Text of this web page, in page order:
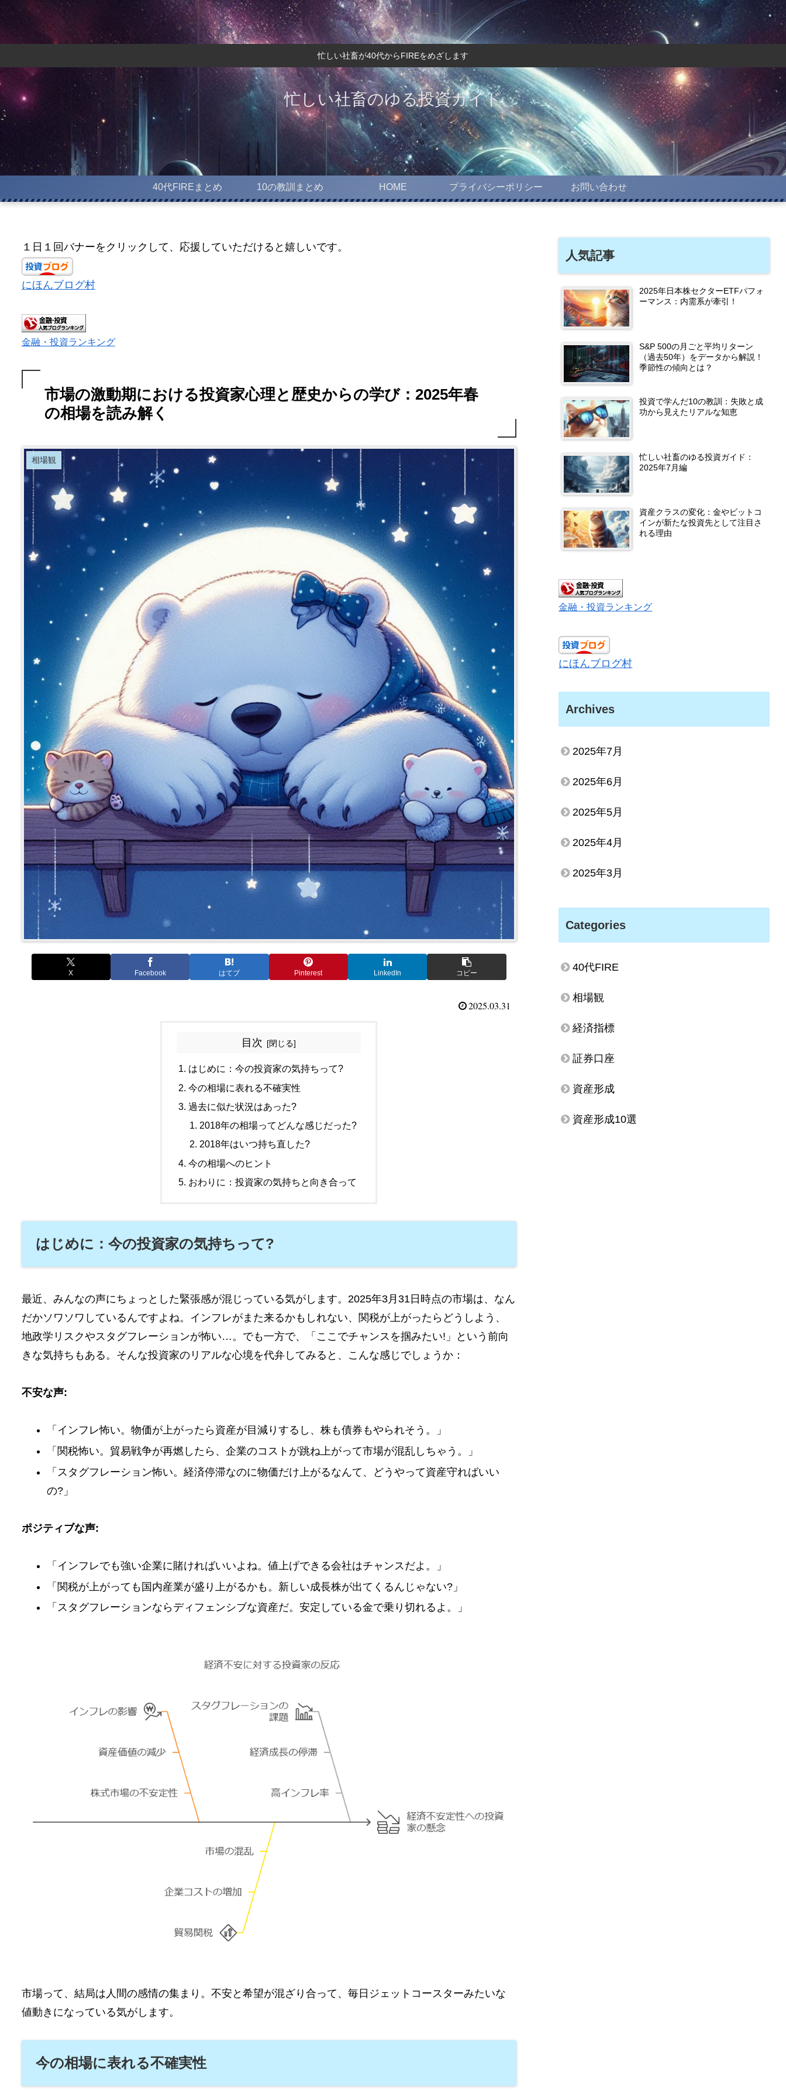
忙しい社畜が40代からFIREをめざします
忙しい社畜のゆる投資ガイド
40代FIREまとめ 10の教訓まとめ HOME プライバシーポリシー お問い合わせ
１日１回バナーをクリックして、応援していただけると嬉しいです。
にほんブログ村
金融・投資ランキング
市場の激動期における投資家心理と歴史からの学び：2025年春
の相場を読み解く
相場観
X Facebook はてブ Pinterest LinkedIn コピー
2025.03.31
目次
はじめに：今の投資家の気持ちって?
今の相場に表れる不確実性
過去に似た状況はあった?
2018年の相場ってどんな感じだった?
2018年はいつ持ち直した?
今の相場へのヒント
おわりに：投資家の気持ちと向き合って
はじめに：今の投資家の気持ちって?
最近、みんなの声にちょっとした緊張感が混じっている気がします。2025年3月31日時点の市場は、なん
だかソワソワしているんですよね。インフレがまた来るかもしれない、関税が上がったらどうしよう、
地政学リスクやスタグフレーションが怖い…。でも一方で、「ここでチャンスを掴みたい!」という前向
きな気持ちもある。そんな投資家のリアルな心境を代弁してみると、こんな感じでしょうか：
不安な声:
「インフレ怖い。物価が上がったら資産が目減りするし、株も債券もやられそう。」
「関税怖い。貿易戦争が再燃したら、企業のコストが跳ね上がって市場が混乱しちゃう。」
「スタグフレーション怖い。経済停滞なのに物価だけ上がるなんて、どうやって資産守ればいい
の?」
ポジティブな声:
「インフレでも強い企業に賭ければいいよね。値上げできる会社はチャンスだよ。」
「関税が上がっても国内産業が盛り上がるかも。新しい成長株が出てくるんじゃない?」
「スタグフレーションならディフェンシブな資産だ。安定している金で乗り切れるよ。」
市場って、結局は人間の感情の集まり。不安と希望が混ざり合って、毎日ジェットコースターみたいな
値動きになっている気がします。
今の相場に表れる不確実性
人気記事
2025年日本株セクターETFパフォ
ーマンス：内需系が牽引！
S&P 500の月ごと平均リターン
（過去50年）をデータから解説！
季節性の傾向とは？
投資で学んだ10の教訓：失敗と成
功から見えたリアルな知恵
忙しい社畜のゆる投資ガイド：
2025年7月編
資産クラスの変化：金やビットコ
インが新たな投資先として注目さ
れる理由
金融・投資ランキング
にほんブログ村
Archives
2025年7月
2025年6月
2025年5月
2025年4月
2025年3月
Categories
40代FIRE
相場観
経済指標
証券口座
資産形成
資産形成10選